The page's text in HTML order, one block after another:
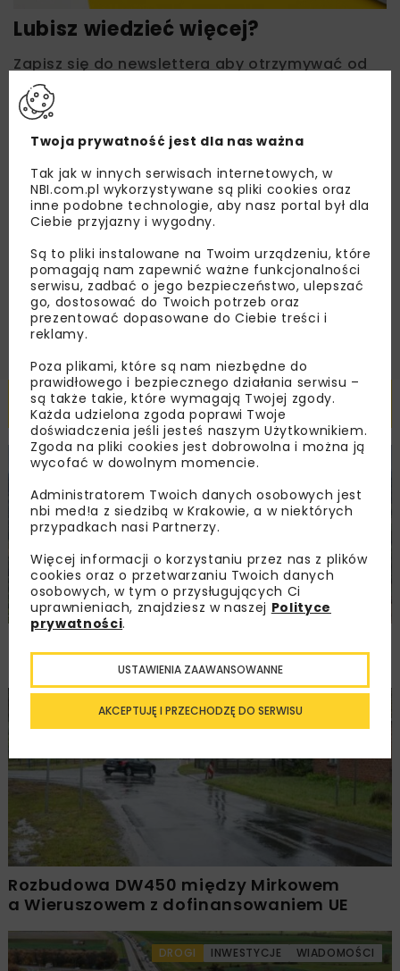
Lubisz wiedzieć więcej?
Zapisz się do newslettera aby otrzymywać od
nas najlepsze informacje branżowe,
zaproszenia na wydarzenia, atrakcyjne oferty i
dedykowane akcje specjalne.
Zapoznałam/em się zPolityką Prywatnościi
Regulaminemoraz wyrażam zgodę na otrzymywanie na
handlowej w postaci newslettera.
ZAPISZ MNIE
Powiązane artykuły
KOLEJ WIADOMOŚCI
– Szczyrzyc projektu Podłęże–Piekiełko
DROGI INWESTYCJE WIADOMOŚCI
Rozbudowa DW450 między Mirkowem
a Wieruszowem z dofinansowaniem UE
DROGI INWESTYCJE WIADOMOŚCI
Twoja prywatność jest dla nas ważna
Tak jak w innych serwisach internetowych, w
NBI.com.pl wykorzystywane są pliki cookies oraz
inne podobne technologie, aby nasz portal był dla
Ciebie przyjazny i wygodny.
Są to pliki instalowane na Twoim urządzeniu, które
pomagają nam zapewnić ważne funkcjonalności
serwisu, zadbać o jego bezpieczeństwo, ulepszać
go, dostosować do Twoich potrzeb oraz
prezentować dopasowane do Ciebie treści i
reklamy.
Poza plikami, które są nam niezbędne do
prawidłowego i bezpiecznego działania serwisu –
są także takie, które wymagają Twojej zgody.
Każda udzielona zgoda poprawi Twoje
doświadczenia jeśli jesteś naszym Użytkownikiem.
Zgoda na pliki cookies jest dobrowolna i można ją
wycofać w dowolnym momencie.
Administratorem Twoich danych osobowych jest
nbi med!a z siedzibą w Krakowie, a w niektórych
przypadkach nasi Partnerzy.
Więcej informacji o korzystaniu przez nas z plików
cookies oraz o przetwarzaniu Twoich danych
osobowych, w tym o przysługujących Ci
uprawnieniach, znajdziesz w naszej Polityce
prywatności.
AKCEPTUJĘ I PRZECHODZĘ DO SERWISU
USTAWIENIA ZAAWANSOWANNE